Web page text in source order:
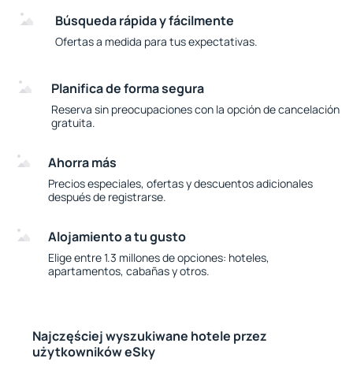
Búsqueda rápida y fácilmente
Ofertas a medida para tus expectativas.
Planifica de forma segura
Reserva sin preocupaciones con la opción de cancelación
gratuita.
Ahorra más
Precios especiales, ofertas y descuentos adicionales
después de registrarse.
Alojamiento a tu gusto
Elige entre 1.3 millones de opciones: hoteles,
apartamentos, cabañas y otros.
Najczęściej wyszukiwane hotele przez
użytkowników eSky